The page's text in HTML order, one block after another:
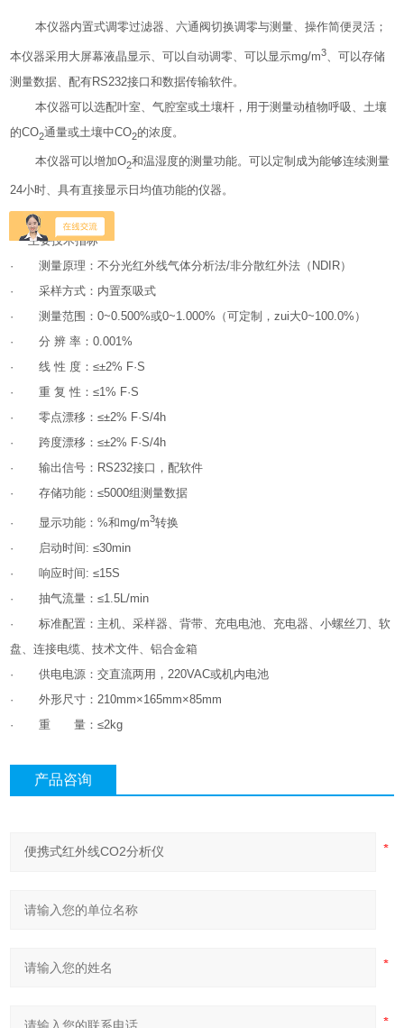
本仪器内置式调零过滤器、六通阀切换调零与测量、操作简便灵活；
本仪器采用大屏幕液晶显示、可以自动调零、可以显示mg/m3、可以存储
测量数据、配有RS232接口和数据传输软件。
本仪器可以选配叶室、气腔室或土壤杆，用于测量动植物呼吸、土壤
的CO2通量或土壤中CO2的浓度。
本仪器可以增加O2和温湿度的测量功能。可以定制成为能够连续测量
24小时、具有直接显示日均值功能的仪器。
主要技术指标
· 测量原理：不分光红外线气体分析法/非分散红外法（NDIR）
· 采样方式：内置泵吸式
· 测量范围：0~0.500%或0~1.000%（可定制，zui大0~100.0%）
· 分 辨 率：0.001%
· 线 性 度：≤±2% F·S
· 重 复 性：≤1% F·S
· 零点漂移：≤±2% F·S/4h
· 跨度漂移：≤±2% F·S/4h
· 输出信号：RS232接口，配软件
· 存储功能：≤5000组测量数据
· 显示功能：%和mg/m3转换
· 启动时间: ≤30min
· 响应时间: ≤15S
· 抽气流量：≤1.5L/min
· 标准配置：主机、采样器、背带、充电电池、充电器、小螺丝刀、软
盘、连接电缆、技术文件、铝合金箱
· 供电电源：交直流两用，220VAC或机内电池
· 外形尺寸：210mm×165mm×85mm
· 重 量：≤2kg
产品咨询